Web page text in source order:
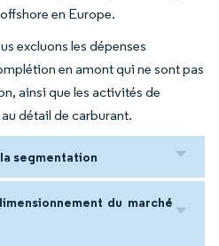
en Europe.
excluons les dépenses
en amont qui ne sont pas
ainsi que les activités de
détail de carburant.
segmentation
du marché